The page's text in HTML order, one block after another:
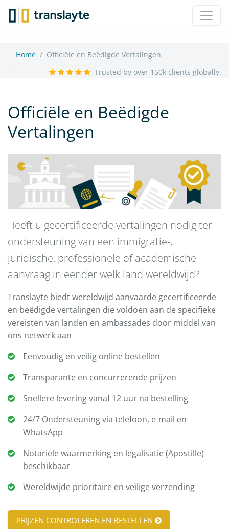
Home
Officiële en Beëdigde Vertalingen
Trusted by over 150k clients globally.
Officiële en Beëdigde
Vertalingen
Heeft u gecertificeerde vertalingen nodig ter
ondersteuning van een immigratie-,
juridische, professionele of academische
aanvraag in eender welk land wereldwijd?
Translayte biedt wereldwijd aanvaarde gecertificeerde
en beëdigde vertalingen die voldoen aan de specifieke
vereisten van landen en ambassades door middel van
ons netwerk aan
Eenvoudig en veilig online bestellen
Transparante en concurrerende prijzen
Snellere levering vanaf 12 uur na bestelling
24/7 Ondersteuning via telefoon, e-mail en
WhatsApp
Notariële waarmerking en legalisatie (Apostille)
beschikbaar
Wereldwijde prioritaire en veilige verzending
PRIJZEN CONTROLEREN EN BESTELLEN